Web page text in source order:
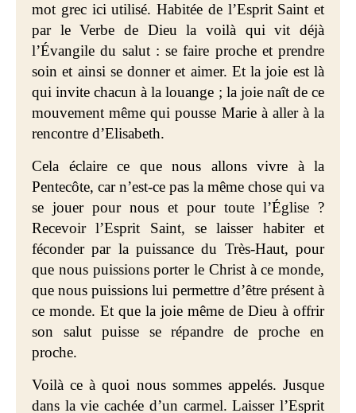
mot grec ici utilisé. Habitée de l’Esprit Saint et
par le Verbe de Dieu la voilà qui vit déjà
l’Évangile du salut : se faire proche et prendre
soin et ainsi se donner et aimer. Et la joie est là
qui invite chacun à la louange ; la joie naît de ce
mouvement même qui pousse Marie à aller à la
rencontre d’Elisabeth.
Cela éclaire ce que nous allons vivre à la
Pentecôte, car n’est-ce pas la même chose qui va
se jouer pour nous et pour toute l’Église ?
Recevoir l’Esprit Saint, se laisser habiter et
féconder par la puissance du Très-Haut, pour
que nous puissions porter le Christ à ce monde,
que nous puissions lui permettre d’être présent à
ce monde. Et que la joie même de Dieu à offrir
son salut puisse se répandre de proche en
proche.
Voilà ce à quoi nous sommes appelés. Jusque
dans la vie cachée d’un carmel. Laisser l’Esprit